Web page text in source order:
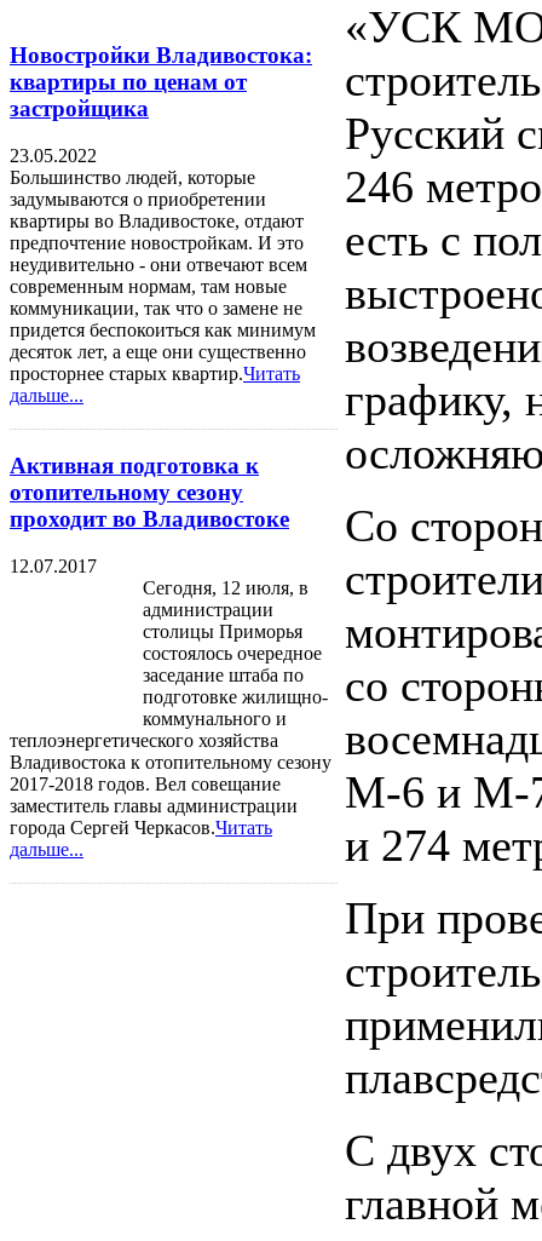
Новостройки Владивостока:
квартиры по ценам от
застройщика
23.05.2022
Большинство людей, которые
задумываются о приобретении
квартиры во Владивостоке, отдают
предпочтение новостройкам. И это
неудивительно - они отвечают всем
современным нормам, там новые
коммуникации, так что о замене не
придется беспокоиться как минимум
десяток лет, а еще они существенно
просторнее старых квартир.Читать
дальше...
Активная подготовка к
отопительному сезону
проходит во Владивостоке
12.07.2017
Сегодня, 12 июля, в
администрации
столицы Приморья
состоялось очередное
заседание штаба по
подготовке жилищно-
коммунального и
теплоэнергетического хозяйства
Владивостока к отопительному сезону
2017-2018 годов. Вел совещание
заместитель главы администрации
города Сергей Черкасов.Читать
дальше...
«УСК
Русский
246
есть с
графику,
Со
со
М-6 и М-7
и 274
При
С двух
главной